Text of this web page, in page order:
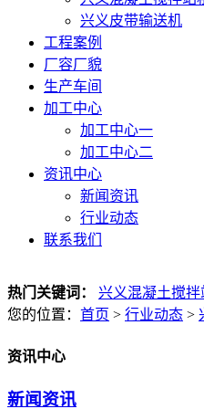
兴义皮带输送机
工程案例
厂容厂貌
生产车间
加工中心
加工中心一
加工中心二
资讯中心
新闻资讯
行业动态
联系我们
热门关键词： 兴义混凝土搅拌
您的位置： 首页 > 行业动态 >
资讯中心
新闻资讯